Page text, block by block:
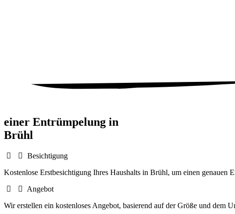
einer Entrümpelung in
Brühl
Besichtigung
Kostenlose Erstbesichtigung Ihres Haushalts in Brühl, um einen genauen
Angebot
Wir erstellen ein kostenloses Angebot, basierend auf der Größe und dem